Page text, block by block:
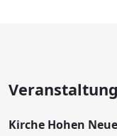
Kirche Hohen